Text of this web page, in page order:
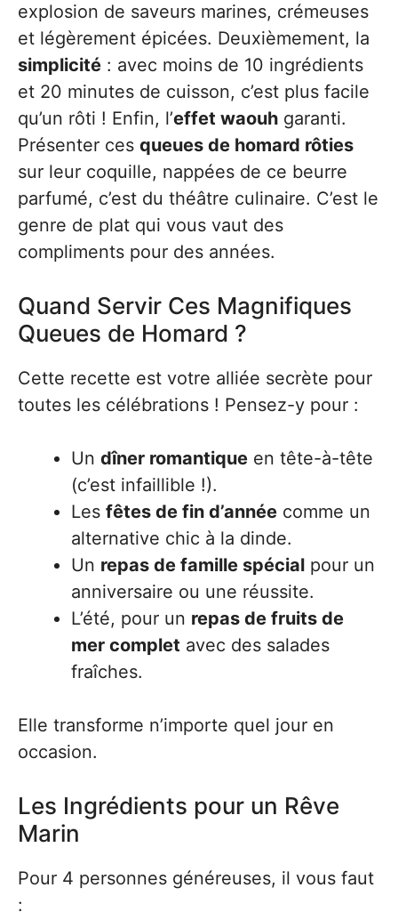
explosion de saveurs marines, crémeuses
et légèrement épicées. Deuxièmement, la
simplicité : avec moins de 10 ingrédients
et 20 minutes de cuisson, c’est plus facile
qu’un rôti ! Enfin, l’effet waouh garanti.
Présenter ces queues de homard rôties
sur leur coquille, nappées de ce beurre
parfumé, c’est du théâtre culinaire. C’est le
genre de plat qui vous vaut des
compliments pour des années.
Quand Servir Ces Magnifiques
Queues de Homard ?
Cette recette est votre alliée secrète pour
toutes les célébrations ! Pensez-y pour :
Un dîner romantique en tête-à-tête
(c’est infaillible !).
Les fêtes de fin d’année comme un
alternative chic à la dinde.
Un repas de famille spécial pour un
anniversaire ou une réussite.
L’été, pour un repas de fruits de
mer complet avec des salades
fraîches.
Elle transforme n’importe quel jour en
occasion.
Les Ingrédients pour un Rêve
Marin
Pour 4 personnes généreuses, il vous faut
: